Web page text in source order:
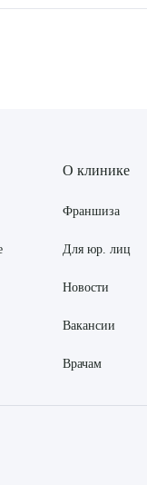
О клинике
Франшиза
Для юр. лиц
Новости
Вакансии
Врачам
персональных